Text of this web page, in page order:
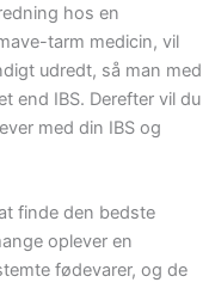
hos en
tarm medicin, vil
udredt, så man med
end IBS. Derefter vil du
med din IBS og
finde den bedste
oplever en
fødevarer, og de